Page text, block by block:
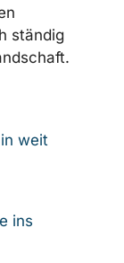
ständig
weit
ins